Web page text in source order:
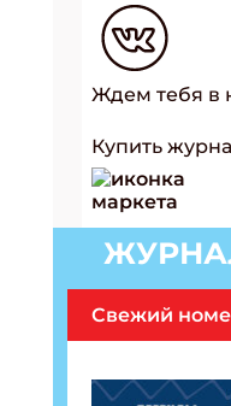
Ждем тебя в
Купить
Свежий